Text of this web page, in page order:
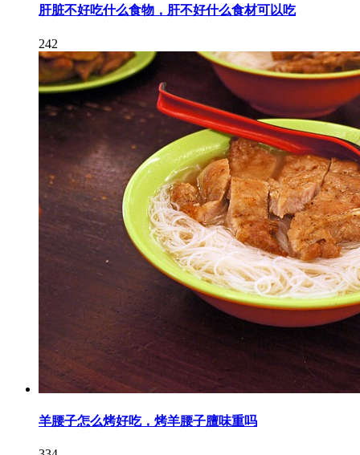
肝脏不好吃什么食物，肝不好什么食材可以吃
242
羊腰子怎么烤好吃，烤羊腰子膻味重吗